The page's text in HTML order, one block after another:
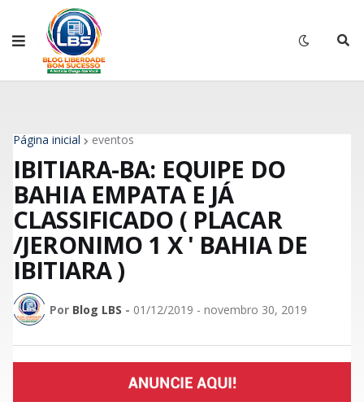
Página inicial eventos
IBITIARA-BA: EQUIPE DO
BAHIA EMPATA E JÁ
CLASSIFICADO ( PLACAR
/JERONIMO 1 X ' BAHIA DE
IBITIARA )
Por Blog LBS - 01/12/2019 - novembro 30, 2019